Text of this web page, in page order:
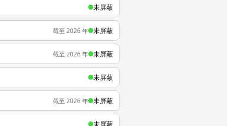
未屏蔽
截至 2026 年 未屏蔽
截至 2026 年 未屏蔽
未屏蔽
截至 2026 年 未屏蔽
未屏蔽